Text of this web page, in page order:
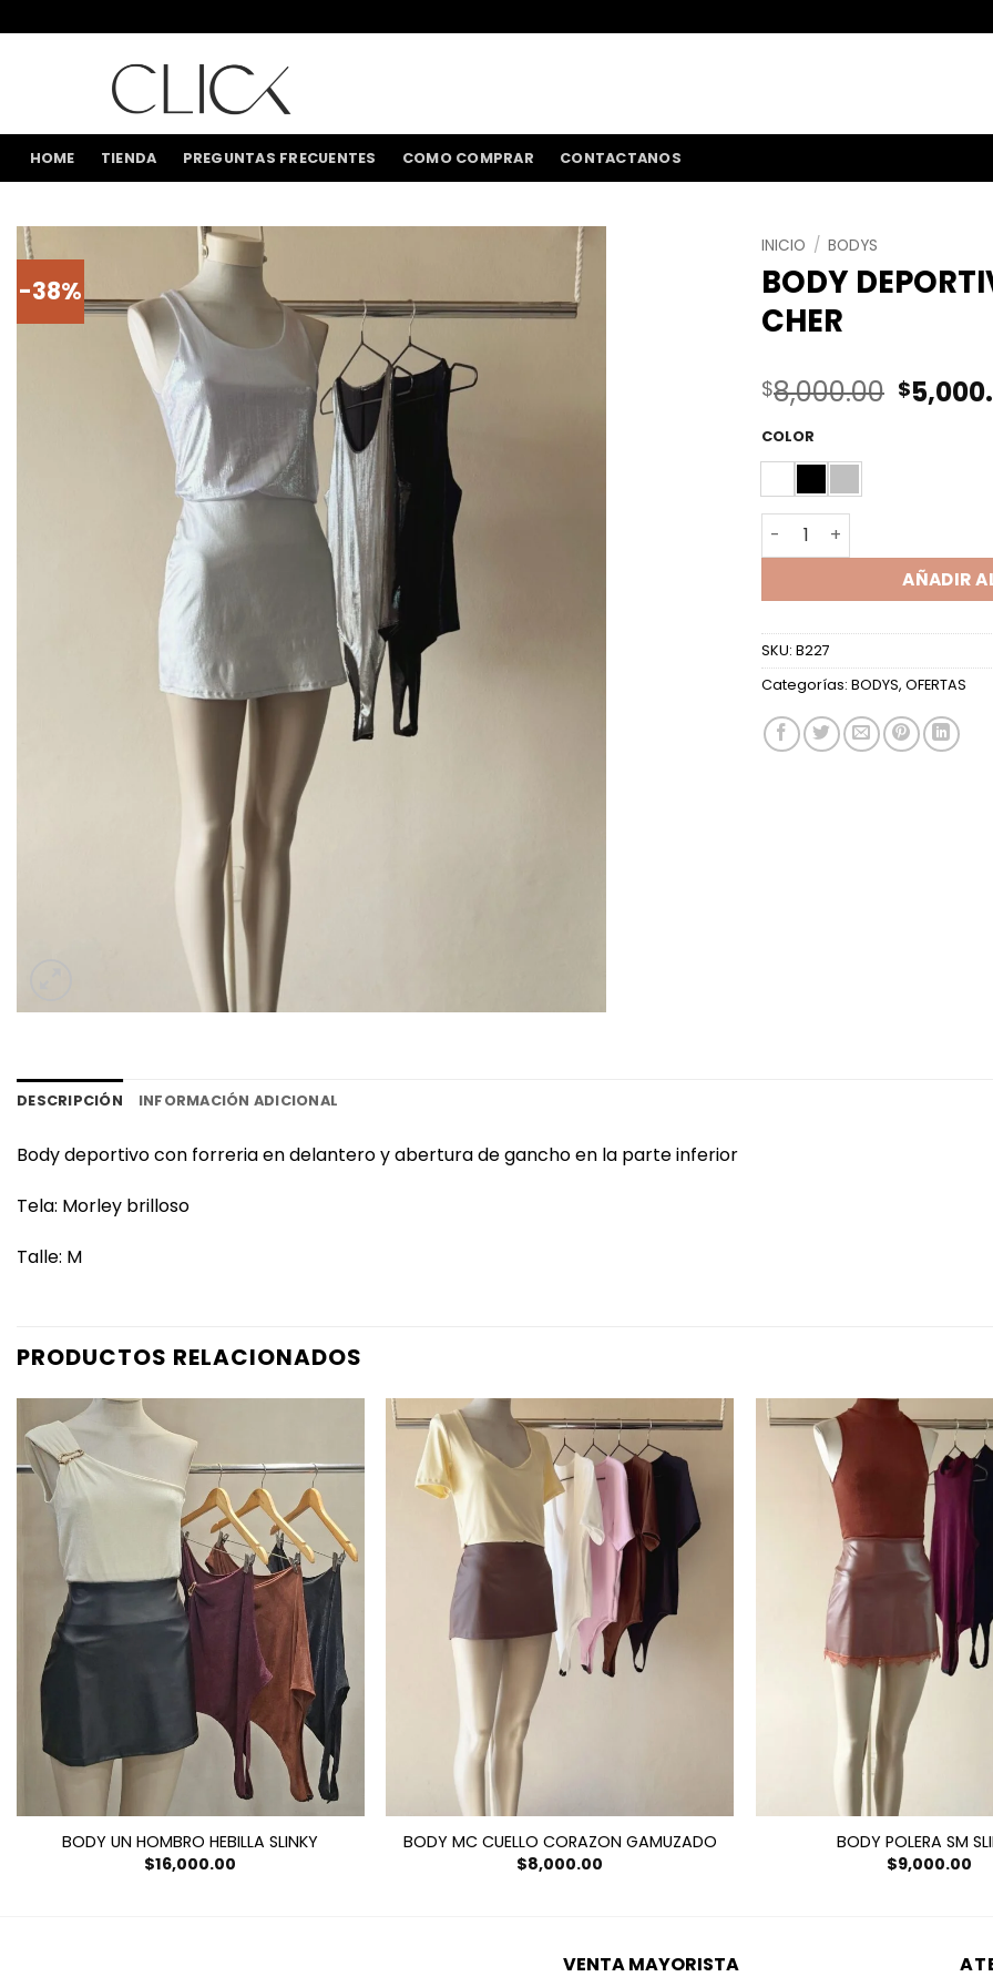
al
ENVÍOS A
HOME TIENDA PREGUNTAS FRECUENTES COMO COMPRAR CONTACTANOS
-38%
INICIO / BODYS
BODY
CHER
$8,000.00 El
precio
$
COLOR
BODY DEPORTIVO MORLEY
AÑADIR
SKU: B227
Categorías: BODYS, OFERTAS
DESCRIPCIÓN INFORMACIÓN ADICIONAL
Body deportivo con forreria en delantero y abertura de gancho en la parte inferior
Tela: Morley brilloso
Talle: M
PRODUCTOS RELACIONADOS
BODY UN HOMBRO HEBILLA SLINKY
$16,000.00
BODY MC CUELLO CORAZON GAMUZADO
$8,000.00
BODY POLERA SM
$9,000.00
VENTA MAYORISTA